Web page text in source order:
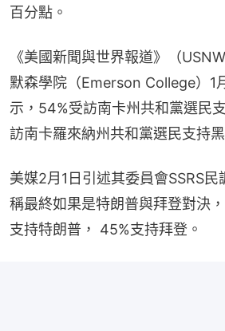
百分點。
《美國新聞與世界報道》（
默森學院（Emerson College）1
示，54%受訪南卡州共和黨選民
訪南卡羅來納州共和黨選民支持黑
美媒2月1日引述其委員會SSRS民
稱最終如果是特朗普與拜登對決
支持特朗普， 45%支持拜登。